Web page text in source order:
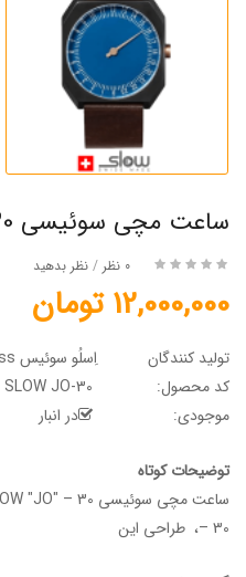
ساعت مچی سوئیسی SLOW "JO" – 30
0 نظر / نظر بدهید
12,000,000 تومان
تولید کنندگان
اِسلُو سوئیس SLOW Swiss
کد محصول:
موجودی:
در انبار
توضیحات کوتاه
– 30، طراحی این